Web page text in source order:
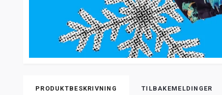
PRODUKTBESKRIVNING TILBAKEMELDINGER